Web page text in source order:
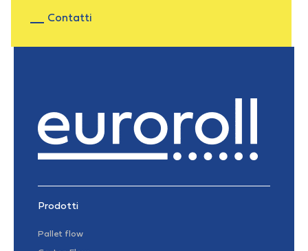
Contatti
Prodotti
Pallet flow